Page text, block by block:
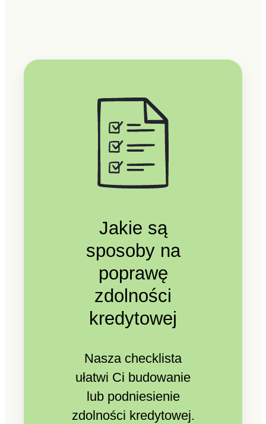
Jakie są
sposoby na
poprawę
zdolności
kredytowej
Nasza checklista
ułatwi Ci budowanie
lub podniesienie
zdolności kredytowej.